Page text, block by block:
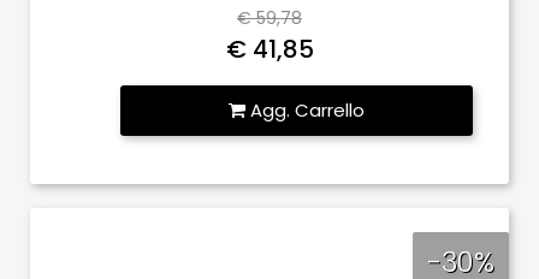
€ 59,78
€ 41,85
Quantità
Agg. Carrello
-30%